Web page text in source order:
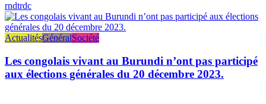
rndtrdc
ActualitésGénéralSociété
Les congolais vivant au Burundi n’ont pas participé
aux élections générales du 20 décembre 2023.